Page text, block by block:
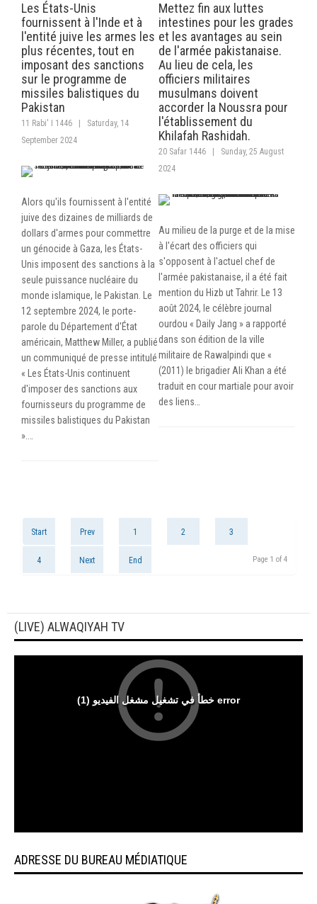
Les États-Unis
fournissent à l'Inde et à
l'entité juive les armes les
plus récentes, tout en
imposant des sanctions
sur le programme de
missiles balistiques du
Pakistan
11 Rabi' I 1446
Saturday, 14
September 2024
Alors qu'ils fournissent à l'entité
juive des dizaines de milliards de
dollars d'armes pour commettre
un génocide à Gaza, les États-
Unis imposent des sanctions à la
seule puissance nucléaire du
monde islamique, le Pakistan. Le
12 septembre 2024, le porte-
parole du Département d'État
américain, Matthew Miller, a publié
un communiqué de presse intitulé
« Les États-Unis continuent
d'imposer des sanctions aux
fournisseurs du programme de
missiles balistiques du Pakistan
».…
Mettez fin aux luttes
intestines pour les grades
et les avantages au sein
de l'armée pakistanaise.
Au lieu de cela, les
officiers militaires
musulmans doivent
accorder la Noussra pour
l'établissement du
Khilafah Rashidah.
20 Safar 1446
Sunday, 25 August
2024
Au milieu de la purge et de la mise
à l'écart des officiers qui
s'opposent à l'actuel chef de
l'armée pakistanaise, il a été fait
mention du Hizb ut Tahrir. Le 13
août 2024, le célèbre journal
ourdou « Daily Jang » a rapporté
dans son édition de la ville
militaire de Rawalpindi que «
(2011) le brigadier Ali Khan a été
traduit en cour martiale pour avoir
des liens…
Start Prev 1 2 3
4 Next End Page 1 of 4
(LIVE) ALWAQIYAH TV
ADRESSE DU BUREAU MÉDIATIQUE